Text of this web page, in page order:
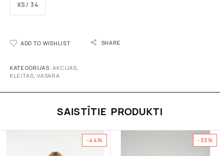
XS / 34
ADD TO WISHLIST SHARE
KATEGORIJAS: AKCIJAS,
KLEITAS,VASARA
SAISTĪTIE PRODUKTI
-44% -33%